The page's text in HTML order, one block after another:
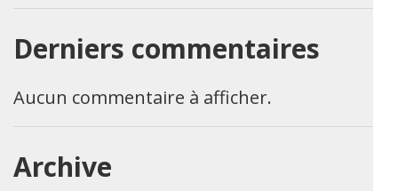
Derniers commentaires
Aucun commentaire à afficher.
Archive